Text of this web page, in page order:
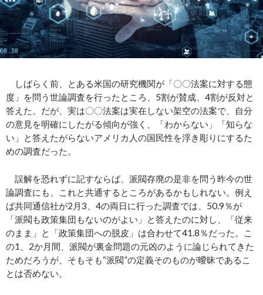
しばらく前、とある米国の研究機関が「〇〇法案に対する態
度」を問う世論調査を行ったところ、5割が賛成、4割が反対と
答えた。だが、実は〇〇法案は実在しない架空の法案で、自分
の意見を明確にしたがる傾向が強く、「わからない」「知らな
い」と答えたがらないアメリカ人の国民性を浮き彫りにするた
めの調査だった。
誤解を恐れずに記すならば、派閥存廃の是非を問う昨今の世
論調査にも、これと共通するところがあるかもしれない。例え
ば共同通信社が2月3、4の両日に行った調査では、50.9％が
「派閥も政策集団もないのがよい」と答えたのに対し、「従来
のまま」と「政策集団への脱皮」は合わせて41.8％だった。こ
の1、2か月間、派閥が裏金問題の元凶のように論じられてきた
ためだろうが、そもそも“派閥”の定義そのものが曖昧であるこ
とは否めない。